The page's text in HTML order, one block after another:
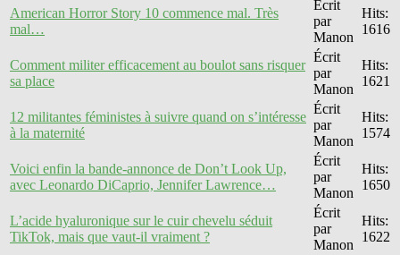
American Horror Story 10 commence mal. Très
mal…
Écrit
par
Manon
Hits:
1616
Comment militer efficacement au boulot sans risquer
sa place
Écrit
par
Manon
Hits:
1621
12 militantes féministes à suivre quand on s’intéresse
à la maternité
Écrit
par
Manon
Hits:
1574
Voici enfin la bande-annonce de Don’t Look Up,
avec Leonardo DiCaprio, Jennifer Lawrence…
Écrit
par
Manon
Hits:
1650
L’acide hyaluronique sur le cuir chevelu séduit
TikTok, mais que vaut-il vraiment ?
Écrit
par
Manon
Hits:
1622